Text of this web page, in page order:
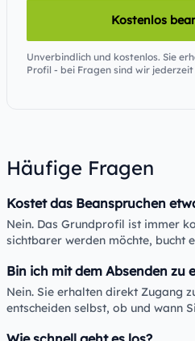
Kostenlos
Unverbindlich und kostenlos. Sie
Profil - bei Fragen sind wir
Häufige Fragen
Kostet das Beanspruchen
Nein. Das Grundprofil ist immer
sichtbarer werden möchte, bucht
Bin ich mit dem Absenden zu
Nein. Sie erhalten direkt Zugang
entscheiden selbst, ob und wann